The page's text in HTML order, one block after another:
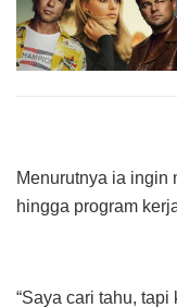
Menurutnya ia ingin
hingga program
“Saya cari tahu,